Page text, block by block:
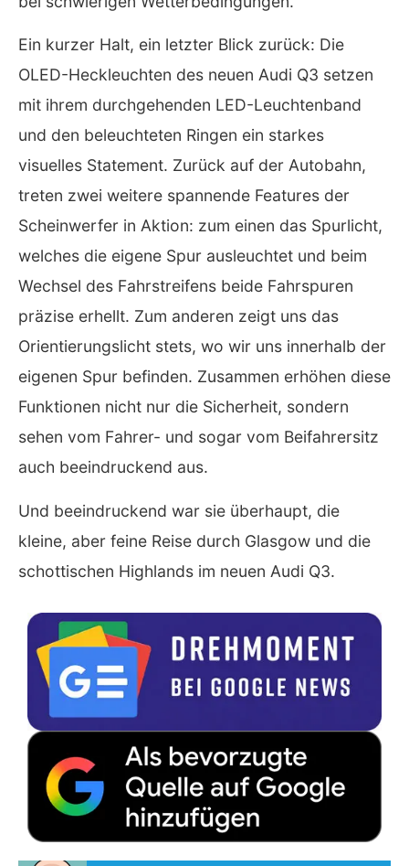
Ein kurzer Halt, ein letzter Blick zurück: Die
OLED-Heckleuchten des neuen Audi Q3 setzen
mit ihrem durchgehenden LED-Leuchtenband
und den beleuchteten Ringen ein starkes
visuelles Statement. Zurück auf der Autobahn,
treten zwei weitere spannende Features der
Scheinwerfer in Aktion: zum einen das Spurlicht,
welches die eigene Spur ausleuchtet und beim
Wechsel des Fahrstreifens beide Fahrspuren
präzise erhellt. Zum anderen zeigt uns das
Orientierungslicht stets, wo wir uns innerhalb der
eigenen Spur befinden. Zusammen erhöhen diese
Funktionen nicht nur die Sicherheit, sondern
sehen vom Fahrer- und sogar vom Beifahrersitz
auch beeindruckend aus.
Und beeindruckend war sie überhaupt, die
kleine, aber feine Reise durch Glasgow und die
schottischen Highlands im neuen Audi Q3.